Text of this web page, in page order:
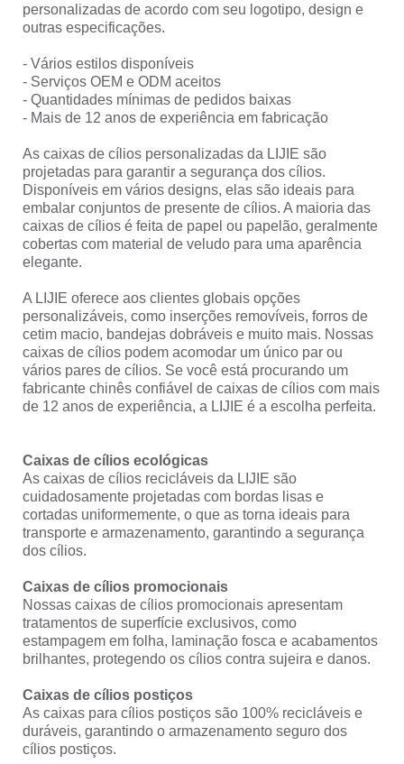
personalizadas de acordo com seu logotipo, design e
outras especificações.
- Vários estilos disponíveis
- Serviços OEM e ODM aceitos
- Quantidades mínimas de pedidos baixas
- Mais de 12 anos de experiência em fabricação
As caixas de cílios personalizadas da LIJIE são
projetadas para garantir a segurança dos cílios.
Disponíveis em vários designs, elas são ideais para
embalar conjuntos de presente de cílios. A maioria das
caixas de cílios é feita de papel ou papelão, geralmente
cobertas com material de veludo para uma aparência
elegante.
A LIJIE oferece aos clientes globais opções
personalizáveis, como inserções removíveis, forros de
cetim macio, bandejas dobráveis e muito mais. Nossas
caixas de cílios podem acomodar um único par ou
vários pares de cílios. Se você está procurando um
fabricante chinês confiável de caixas de cílios com mais
de 12 anos de experiência, a LIJIE é a escolha perfeita.
Caixas de cílios ecológicas
As caixas de cílios recicláveis da LIJIE são
cuidadosamente projetadas com bordas lisas e
cortadas uniformemente, o que as torna ideais para
transporte e armazenamento, garantindo a segurança
dos cílios.
Caixas de cílios promocionais
Nossas caixas de cílios promocionais apresentam
tratamentos de superfície exclusivos, como
estampagem em folha, laminação fosca e acabamentos
brilhantes, protegendo os cílios contra sujeira e danos.
Caixas de cílios postiços
As caixas para cílios postiços são 100% recicláveis e
duráveis, garantindo o armazenamento seguro dos
cílios postiços.